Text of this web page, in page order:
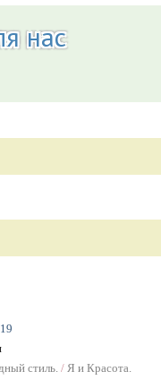
стиль. / Я и Красота.
нас